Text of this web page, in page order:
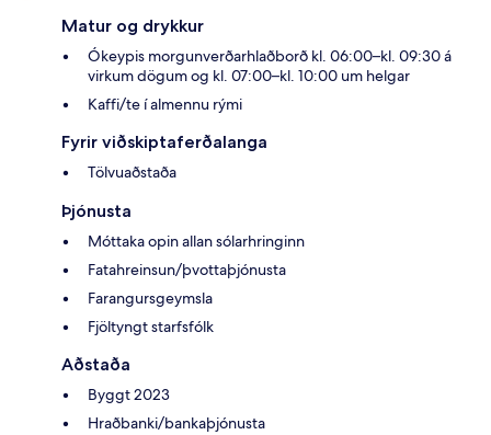
Matur og drykkur
Ókeypis morgunverðarhlaðborð kl. 06:00–kl. 09:30 á
virkum dögum og kl. 07:00–kl. 10:00 um helgar
Kaffi/te í almennu rými
Fyrir viðskiptaferðalanga
Tölvuaðstaða
Þjónusta
Móttaka opin allan sólarhringinn
Fatahreinsun/þvottaþjónusta
Farangursgeymsla
Fjöltyngt starfsfólk
Aðstaða
Byggt 2023
Hraðbanki/bankaþjónusta